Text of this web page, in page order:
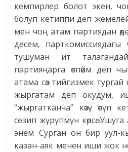
кемпирлер болот экен, чоң
болуп кетиппи деп
мен чоң атам партиядан
десем,
тушуман ит
партияңарга өтпөйм деп
атама сөз тийгизмек
жыргатам деп окудум,
“жыргатканча” көзү өтүп
сезип жүрүпмүн көрсө. Ушуга
энем Сурган он бир уул-
казан-аяк менен иши жок